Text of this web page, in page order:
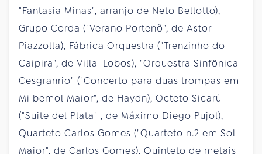
"Fantasia Minas", arranjo de Neto Bellotto),
Grupo Corda ("Verano Portenõ", de Astor
Piazzolla), Fábrica Orquestra ("Trenzinho do
Caipira", de Villa-Lobos), "Orquestra Sinfônica
Cesgranrio" ("Concerto para duas trompas em
Mi bemol Maior", de Haydn), Octeto Sicarú
("Suite del Plata" , de Máximo Diego Pujol),
Quarteto Carlos Gomes ("Quarteto n.2 em Sol
Maior", de Carlos Gomes), Quinteto de metais